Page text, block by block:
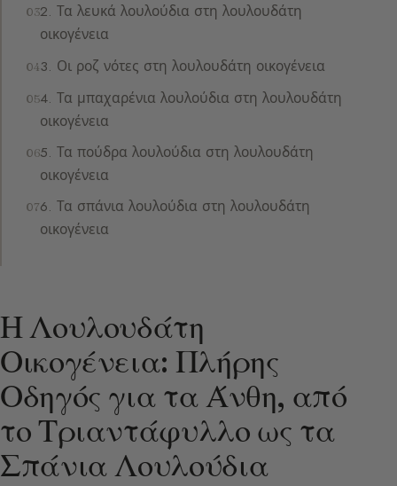
2. Τα λευκά λουλούδια στη λουλουδάτη
οικογένεια
3. Οι ροζ νότες στη λουλουδάτη οικογένεια
4. Τα μπαχαρένια λουλούδια στη λουλουδάτη
οικογένεια
5. Τα πούδρα λουλούδια στη λουλουδάτη
οικογένεια
6. Τα σπάνια λουλούδια στη λουλουδάτη
οικογένεια
Η Λουλουδάτη
Οικογένεια: Πλήρης
Οδηγός για τα Άνθη, από
το Τριαντάφυλλο ως τα
Σπάνια Λουλούδια